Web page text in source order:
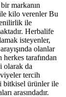
markanın
kilo verenler Bu
ile
Herbalife
isteyenler,
olanlar
herkes tarafından
olarak da
tercih
bitkisel ürünler ile
arasındadır.